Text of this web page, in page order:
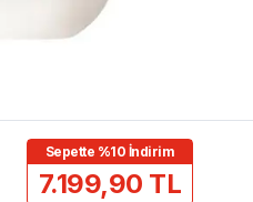
Sepette %10 İndirim
7.199,90 TL